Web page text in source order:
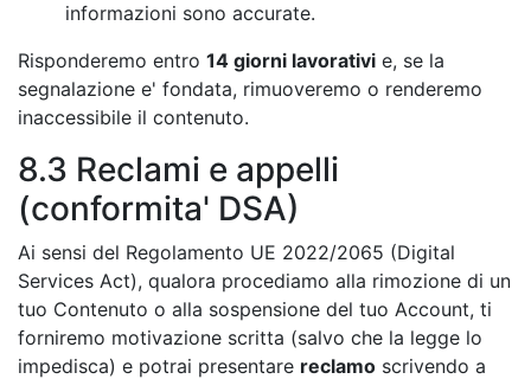
informazioni sono accurate.
Risponderemo entro 14 giorni lavorativi e, se la
segnalazione e' fondata, rimuoveremo o renderemo
inaccessibile il contenuto.
8.3 Reclami e appelli
(conformita' DSA)
Ai sensi del Regolamento UE 2022/2065 (Digital
Services Act), qualora procediamo alla rimozione di un
tuo Contenuto o alla sospensione del tuo Account, ti
forniremo motivazione scritta (salvo che la legge lo
impedisca) e potrai presentare reclamo scrivendo a